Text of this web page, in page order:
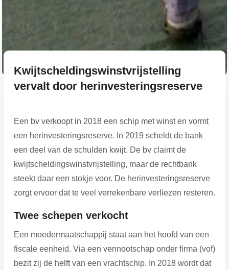
Kwijtscheldingswinstvrijstelling
vervalt door herinvesteringsreserve
Een bv verkoopt in 2018 een schip met winst en vormt
een herinvesteringsreserve. In 2019 scheldt de bank
een deel van de schulden kwijt. De bv claimt de
kwijtscheldingswinstvrijstelling, maar de rechtbank
steekt daar een stokje voor. De herinvesteringsreserve
zorgt ervoor dat te veel verrekenbare verliezen resteren.
Twee schepen verkocht
Een moedermaatschappij staat aan het hoofd van een
fiscale eenheid. Via een vennootschap onder firma (vof)
bezit zij de helft van een vrachtschip. In 2018 wordt dat